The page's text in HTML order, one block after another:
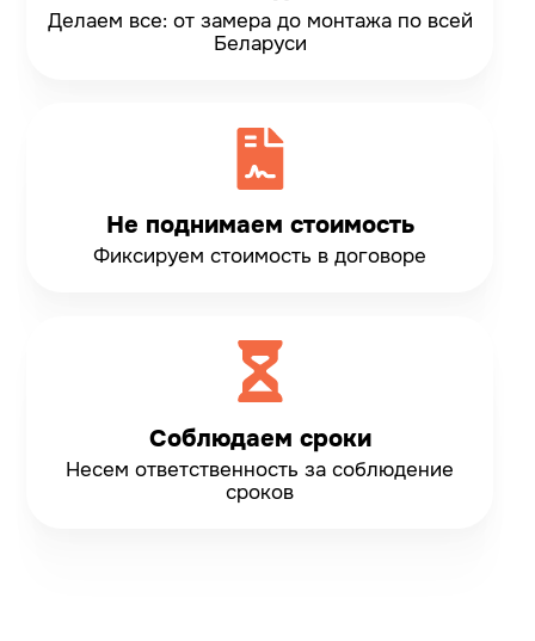
Делаем все: от замера до монтажа по всей
Беларуси
Не поднимаем стоимость
Фиксируем стоимость в договоре
Соблюдаем сроки
Несем ответственность за соблюдение
сроков